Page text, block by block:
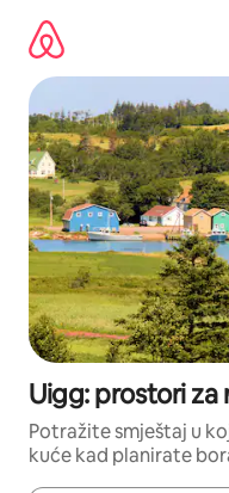
sadržaj
Uigg: prostori za
Potražite smještaj u
kuće kad planirate